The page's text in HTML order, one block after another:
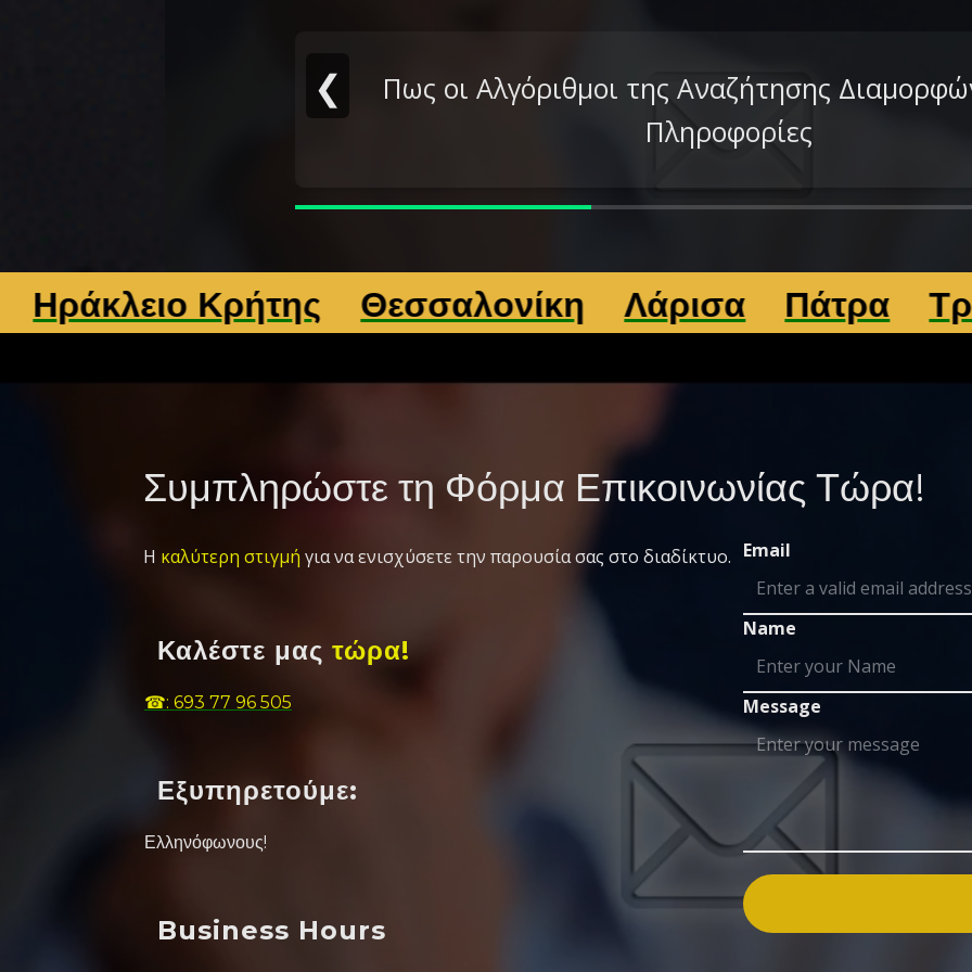
❮
Πως οι Αλγόριθμοι της Αναζήτησης
Πληροφορίες
Κρήτης Θεσσαλονίκη Λάρισα Πάτρα Τρίκαλα
Συμπληρώστε τη Φόρμα Επικοινωνίας Τώρα!
Η καλύτερη στιγμή για να ενισχύσετε την παρουσία σας στο διαδίκτυο.
Καλέστε μας τώρα!
☎: 693 77 96 505
Εξυπηρετούμε:
Ελληνόφωνους!
Business Hours
Email
Name
Message